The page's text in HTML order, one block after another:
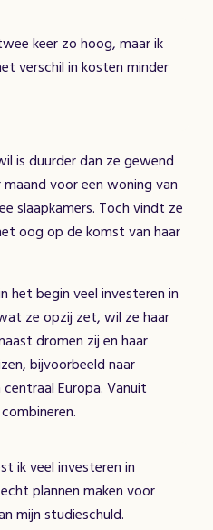
keer zo hoog, maar ik
verschil in kosten minder
is duurder dan ze gewend
maand voor een woning van
slaapkamers. Toch vindt ze
oog op de komst van haar
het begin veel investeren in
ze opzij zet, wil ze haar
dromen zij en haar
bijvoorbeeld naar
Europa. Vanuit
ik veel investeren in
plannen maken voor
mijn studieschuld.